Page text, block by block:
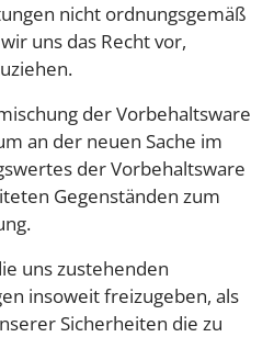
nicht ordnungsgemäß
uns das Recht vor,
der Vorbehaltsware
an der neuen Sache im
der Vorbehaltsware
Gegenständen zum
uns zustehenden
insoweit freizugeben, als
Sicherheiten die zu